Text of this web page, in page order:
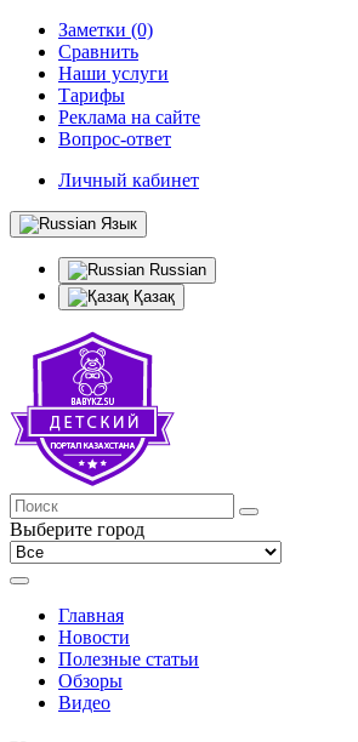
Заметки (0)
Сравнить
Наши услуги
Тарифы
Реклама на сайте
Вопрос-ответ
Личный кабинет
Язык
Russian
Қазақ
Выберите город
Главная
Новости
Полезные статьи
Обзоры
Видео